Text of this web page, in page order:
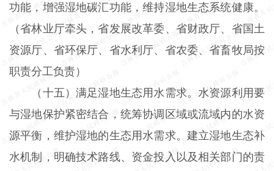
功能，增强湿地碳汇功能，维持湿地生态系统健康。
（省林业厅牵头，省发展改革委、省财政厅、省国土
资源厅、省环保厅、省水利厅、省农委、省畜牧局按
职责分工负责）
（十五）满足湿地生态用水需求。水资源利用要
与湿地保护紧密结合，统筹协调区域或流域内的水资
源平衡，维护湿地的生态用水需求。建立湿地生态补
水机制，明确技术路线、资金投入以及相关部门的责